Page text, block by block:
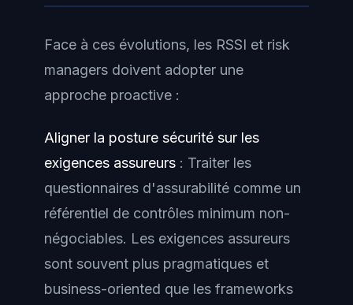
Face à ces évolutions, les RSSI et risk
managers doivent adopter une
approche proactive :
Aligner la posture sécurité sur les
exigences assureurs : Traiter les
questionnaires d'assurabilité comme un
référentiel de contrôles minimum non-
négociables. Les exigences assureurs
sont souvent plus pragmatiques et
business-oriented que les frameworks